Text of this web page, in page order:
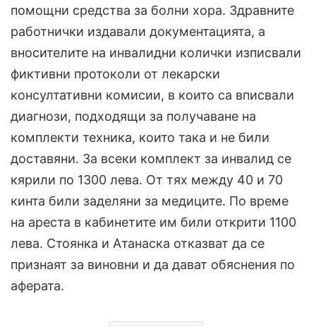
помощни средства за болни хора. Здравните
работнички издавали документацията, а
вносителите на инвалидни колички изписвали
фиктивни протоколи от лекарски
консултативни комисии, в които са вписвали
диагнози, подходящи за получаване на
комплекти техника, които така и не били
доставяни. За всеки комплект за инвалид се
кярили по 1300 лева. От тях между 40 и 70
кинта били заделяни за медиците. По време
на ареста в кабинетите им били открити 1100
лева. Стоянка и Атанаска отказват да се
признаят за виновни и да дават обяснения по
аферата.